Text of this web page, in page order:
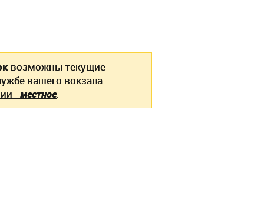
возможны текущие
вашего вокзала.
-местное.